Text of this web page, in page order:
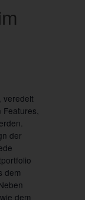
veredelt
der
dem
dem